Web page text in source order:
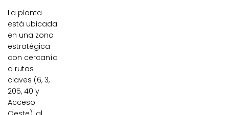
La planta
está ubicada
en una zona
estratégica
con cercanía
a rutas
claves (6, 3,
205, 40 y
Acceso